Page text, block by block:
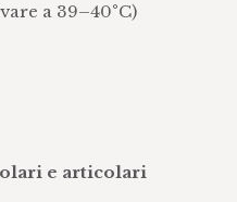
a 39–40°C)
e articolari